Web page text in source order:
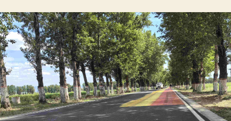
比
擬
花”
式
財
產
綻
放
沃